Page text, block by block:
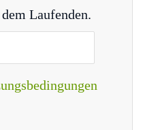
Laufenden.